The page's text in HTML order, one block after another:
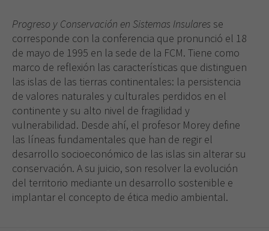
Progreso y Conservación en Sistemas Insulares se
corresponde con la conferencia que pronunció el 18
de mayo de 1995 en la sede de la FCM. Tiene como
marco de reflexión las características que distinguen
las islas de las tierras continentales: la persistencia
de valores naturales y culturales perdidos en el
continente y su alto nivel de fragilidad y
vulnerabilidad. Desde ahí, el profesor Morey define
las líneas fundamentales que han de regir el
desarrollo socioeconómico de las islas sin alterar su
conservación. A su juicio, son resolver la evolución
del territorio mediante un desarrollo sostenible e
implantar el concepto de ética medio ambiental.